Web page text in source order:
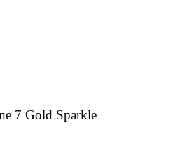
7 Gold Sparkle